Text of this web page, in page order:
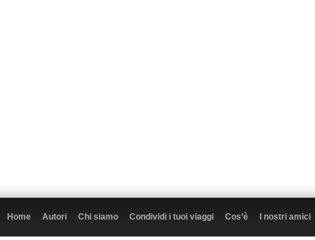
Home Autori Chi siamo Condividi i tuoi viaggi Cos’è I nostri amici